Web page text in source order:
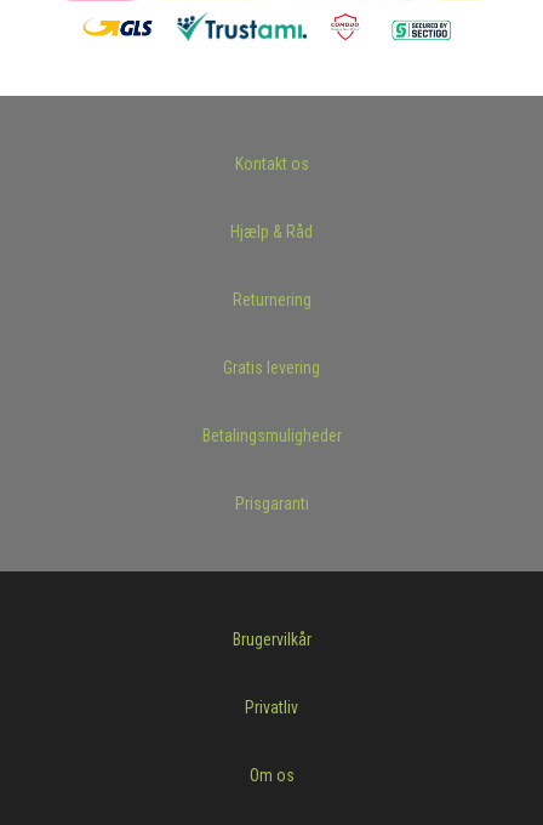
Kontakt os
Hjælp & Råd
Returnering
Gratis levering
Betalingsmuligheder
Prisgaranti
Brugervilkår
Privatliv
Om os